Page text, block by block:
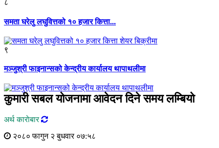
८
समता घरेलु लघुवित्तको १० हजार कित्ता...
९
मञ्जुश्री फाइनान्सको केन्द्रीय कार्यालय थापाथलीमा
कुमारी सबल योजनामा आवेदन दिने समय लम्बियो
अर्थ काराेबार
२०८० फागुन २ बुधवार ०७:५८